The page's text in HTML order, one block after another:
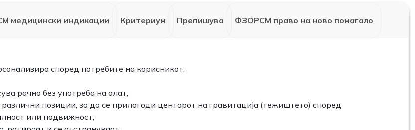
медицински индикации Критериум Препишува ФЗОРСМ право на ново помагало
според потребите на корисникот;
рачно без употреба на алат;
позиции, за да се прилагоди центарот на гравитација (тежиштето) според
или подвижност;